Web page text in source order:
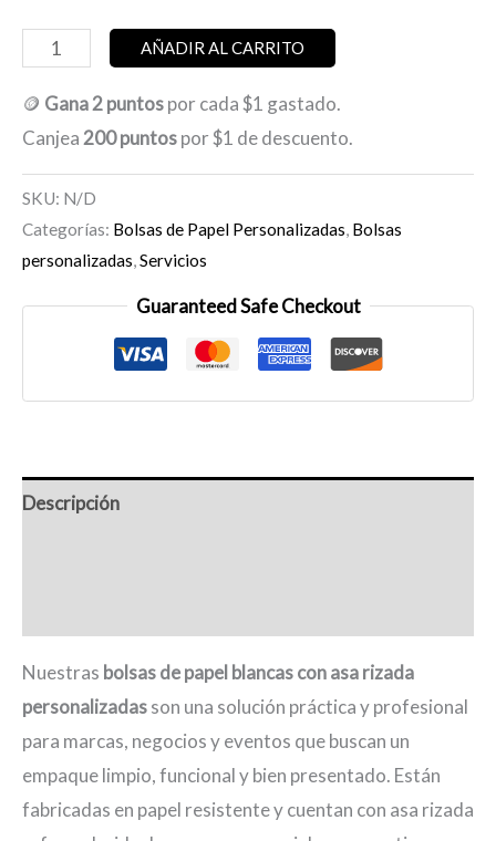
Bolsa
papel
blanco
asa
18x8×24
AÑADIR AL CARRITO
🪙 Gana 2 puntospor cada $1 gastado.
Canjea 200 puntospor $1 de descuento.
SKU: N/D
Categorías: Bolsas de Papel Personalizadas, Bolsas
personalizadas,Servicios
Guaranteed Safe Checkout
Descripción
Nuestras bolsas de papel blancas con asa rizada
personalizadasson una solución práctica y profesional
para marcas, negocios y eventos que buscan un
empaque limpio, funcional y bien presentado. Están
fabricadas en papel resistente y cuentan con asa rizada